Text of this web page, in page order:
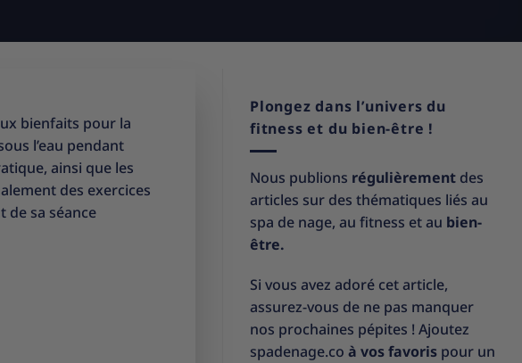
bienfaits pour la
l’eau pendant
ainsi que les
des exercices
de sa séance
Plongez dans l’univers du
fitness et du bien-être !
Nous publions régulièrement des
articles sur des thématiques liés au
spa de nage, au fitness et au bien-
être.
Si vous avez adoré cet article,
assurez-vous de ne pas manquer
nos prochaines pépites ! Ajoutez
spadenage.co à vos favoris pour un